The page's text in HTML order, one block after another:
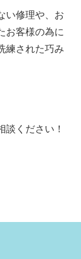
い修理や、お
お客様の為に
練された巧み
談ください！